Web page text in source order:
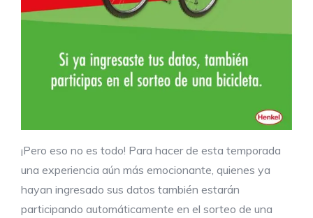
¡Pero eso no es todo! Para hacer de esta temporada
una experiencia aún más emocionante, quienes ya
hayan ingresado sus datos también estarán
participando automáticamente en el sorteo de una